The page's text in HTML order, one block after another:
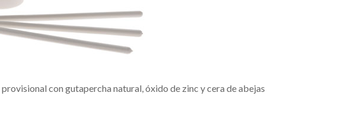
con gutapercha natural, óxido de zinc y cera de abejas